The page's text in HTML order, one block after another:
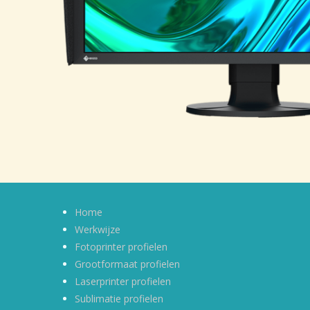
Home
Werkwijze
Fotoprinter profielen
Grootformaat profielen
Laserprinter profielen
Sublimatie profielen